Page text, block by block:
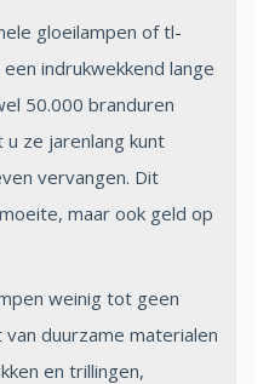
gloeilampen of tl-
indrukwekkend lange
50.000 branduren
ze jarenlang kunt
vervangen. Dit
maar ook geld op
weinig tot geen
duurzame materialen
en trillingen,